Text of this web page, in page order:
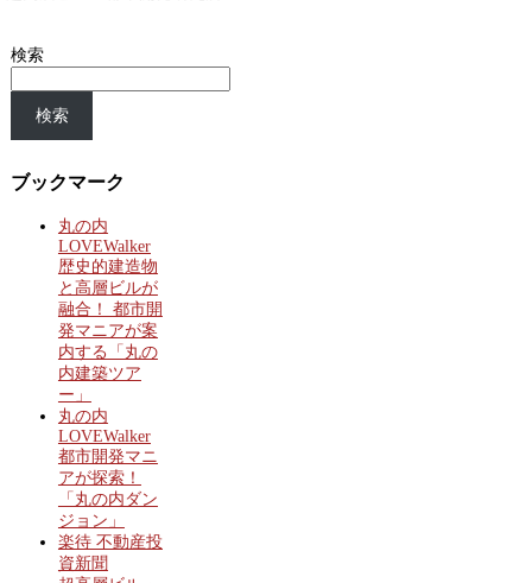
検索
検索
ブックマーク
丸の内
LOVEWalker
歴史的建造物
と高層ビルが
融合！ 都市開
発マニアが案
内する「丸の
内建築ツア
ー」
丸の内
LOVEWalker
都市開発マニ
アが探索！
「丸の内ダン
ジョン」
楽待 不動産投
資新聞